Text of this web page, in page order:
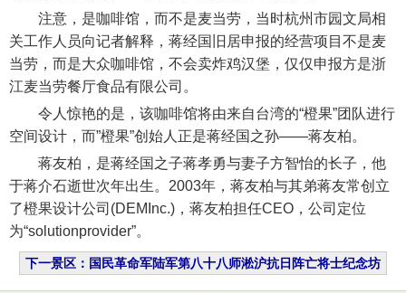
注意，是咖啡馆，而不是麦当劳，当时杭州市园文局相
关工作人员向记者解释，蒋经国旧居申报的经营项目不是麦
当劳，而是大众咖啡馆，不会卖炸鸡汉堡，仅仅申报方是浙
江麦当劳餐厅食品有限公司。
令人惊艳的是，该咖啡馆将由来自台湾的“橙果”团队进行
空间设计，而”橙果”创始人正是蒋经国之孙——蒋友柏。
蒋友柏，是蒋经国之子蒋孝勇与妻子方智怡的长子，他
于蒋介石逝世次年出生。2003年，蒋友柏与其弟蒋友常创立
了橙果设计公司(DEMInc.)，蒋友柏担任CEO，公司定位
为“solutionprovider”。
下一景区：国民革命军陆军第八十八师淞沪抗日阵亡将士纪念坊